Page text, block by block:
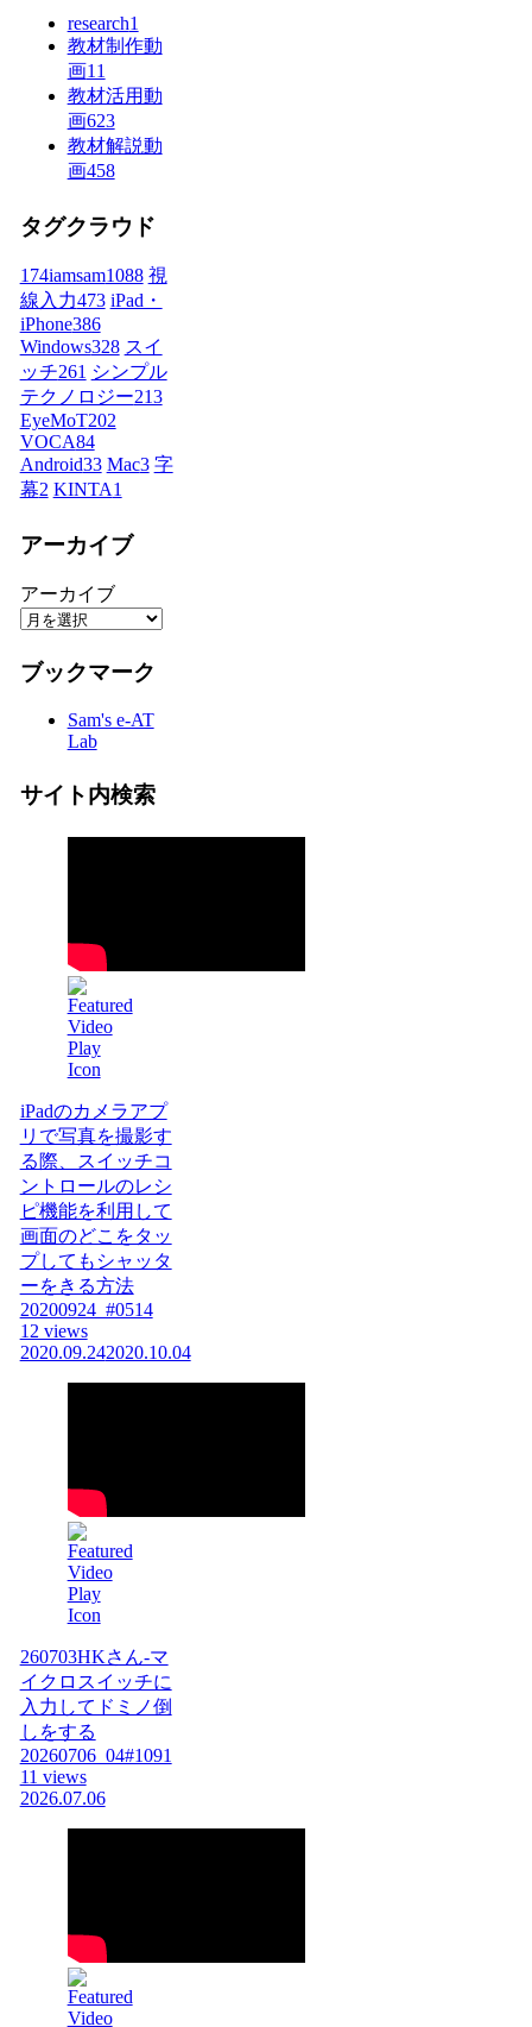
research1
教材制作動
画11
教材活用動
画623
教材解説動
画458
タグクラウド
174iamsam1088 視
線入力473 iPad・
iPhone386
Windows328 スイ
ッチ261 シンプル
テクノロジー213
EyeMoT202
VOCA84
Android33 Mac3 字
幕2 KINTA1
アーカイブ
アーカイブ
ブックマーク
Sam's e-AT
Lab
サイト内検索
iPadのカメラアプ
リで写真を撮影す
る際、スイッチコ
ントロールのレシ
ピ機能を利用して
画面のどこをタッ
プしてもシャッタ
ーをきる方法
20200924_#0514
12 views
2020.09.242020.10.04
260703HKさん-マ
イクロスイッチに
入力してドミノ倒
しをする
20260706_04#1091
11 views
2026.07.06